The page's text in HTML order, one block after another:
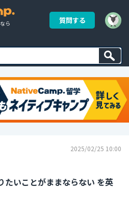
ら
質問する
2025/02/25 10:00
たいことがままならない を英